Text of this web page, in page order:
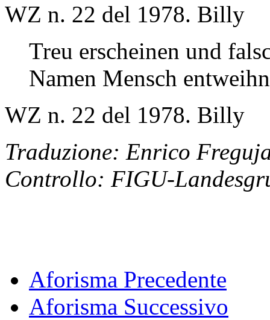
WZ n. 22 del 1978. Billy
Treu erscheinen und
Namen Mensch
WZ n. 22 del 1978. Billy
Traduzione: Enrico
Controllo: FIGU-
Aforisma Precedente
Aforisma Successivo